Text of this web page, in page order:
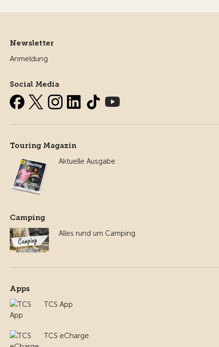
Newsletter
Anmeldung
Social Media
Touring Magazin
Aktuelle Ausgabe
Camping
Alles rund um Camping
Apps
TCS App
TCS eCharge